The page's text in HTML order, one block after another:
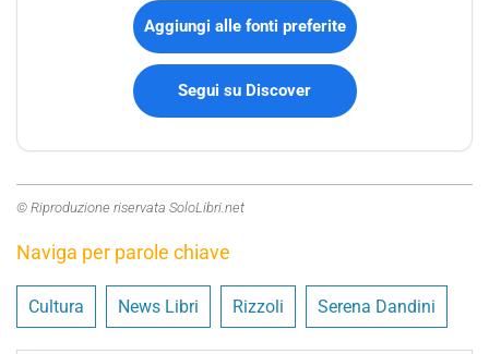
Aggiungi alle fonti preferite
Segui su Discover
© Riproduzione riservata SoloLibri.net
Naviga per parole chiave
Cultura News Libri Rizzoli Serena Dandini